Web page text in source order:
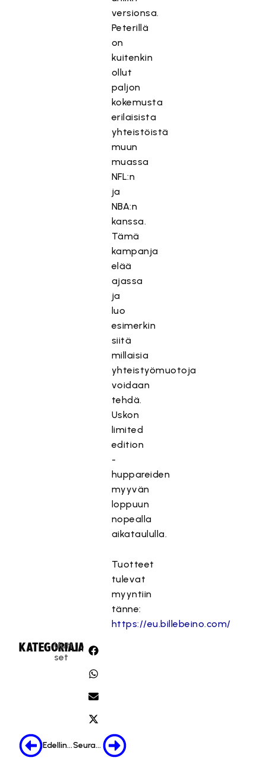
versionsa.
Peterillä
on
kuitenkin
ollut
paljon
kokemusta
erilaisista
yhteistöistä
muun
muassa
NFL:n
ja
NBA:n
kanssa.
Tämä
kampanja
elää
ajassa
ja
luo
esimerkin
siitä
millaisia
yhteistyömuotoja
voidaan
tehdä.
Uskon
limited
edition
-
huppareiden
myyvän
loppuun
nopealla
aikataululla.
Tuotteet
tulevat
myyntiin
tänne:
https://eu.billebeino.com/
KATEGORIA:
Uuti
set
JAA:
Edellinen Seuraava